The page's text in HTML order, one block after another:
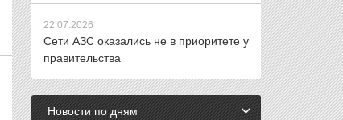
22.07.2026
Сети АЗС оказались не в приоритете у
правительства
Новости по дням